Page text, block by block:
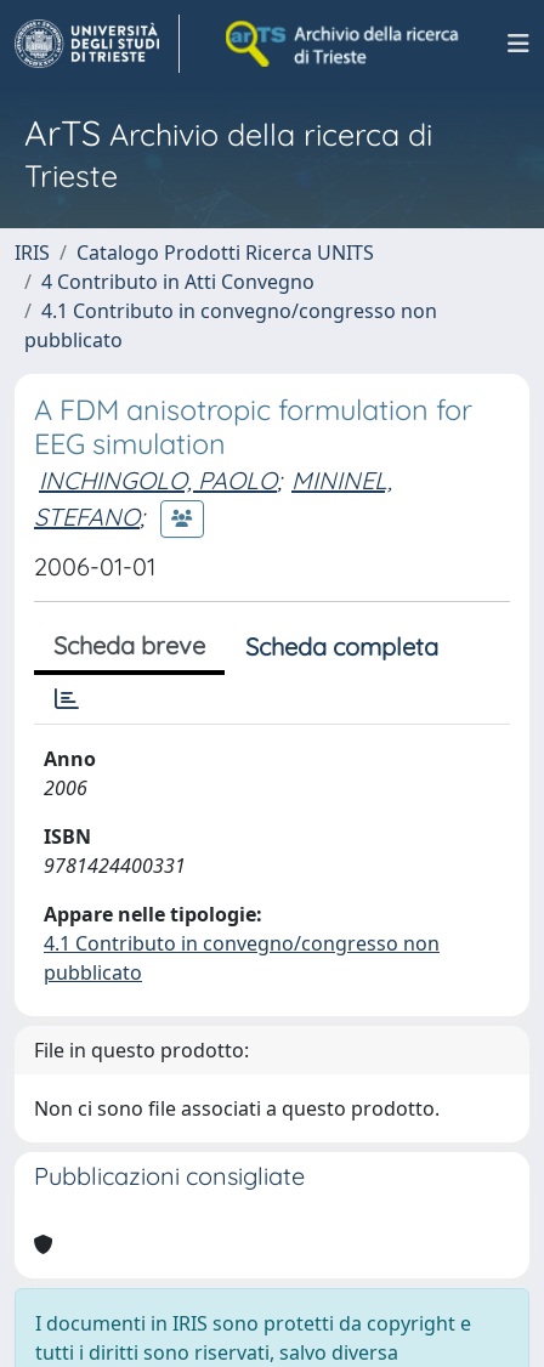
ArTS Archivio della ricerca di
Trieste
IRIS
Catalogo Prodotti Ricerca UNITS
4 Contributo in Atti Convegno
4.1 Contributo in convegno/congresso non
pubblicato
A FDM anisotropic formulation for
EEG simulation
INCHINGOLO, PAOLO; MININEL,
STEFANO;
2006-01-01
Scheda breve Scheda completa
Anno
2006
ISBN
9781424400331
Appare nelle tipologie:
4.1 Contributo in convegno/congresso non
pubblicato
File in questo prodotto:
Non ci sono file associati a questo prodotto.
Pubblicazioni consigliate
I documenti in IRIS sono protetti da copyright e
tutti i diritti sono riservati, salvo diversa